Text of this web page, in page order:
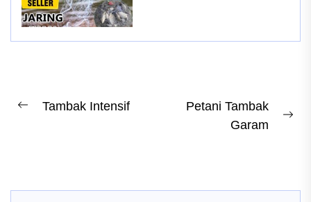
Post
Previous
Tambak Intensif
Petani Tambak
Garam